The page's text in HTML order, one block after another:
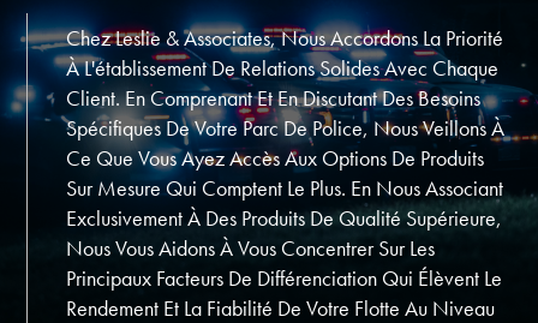
Chez Leslie & Associates, Nous Accordons La Priorité
À L'établissement De Relations Solides Avec Chaque
Client. En Comprenant Et En Discutant Des Besoins
Spécifiques De Votre Parc De Police, Nous Veillons À
Ce Que Vous Ayez Accès Aux Options De Produits
Sur Mesure Qui Comptent Le Plus. En Nous Associant
Exclusivement À Des Produits De Qualité Supérieure,
Nous Vous Aidons À Vous Concentrer Sur Les
Principaux Facteurs De Différenciation Qui Élèvent Le
Rendement Et La Fiabilité De Votre Flotte Au Niveau